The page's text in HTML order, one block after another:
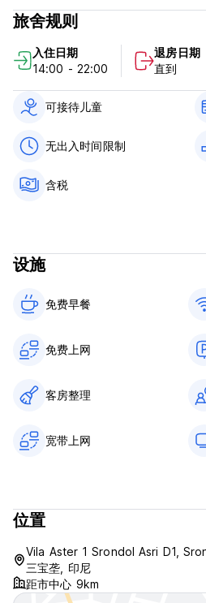
3、中午12:00前退房。
4. 抵达时通过现金和银行转账付款。
6.无年龄限制。
7. 含税。
8. 含早餐。
9. 禁止携带宠物。 (Auto-
旅舍规则
入住日期
14:00 - 22:00
退房日期
直到
可接待儿童
无出入时间限制
含税
设施
免费早餐‎
免费上网
客房整理
宽带上网
位置
Vila Aster 1 Srondol Asri D1,
三宝垄, 印尼
距市中心 9km